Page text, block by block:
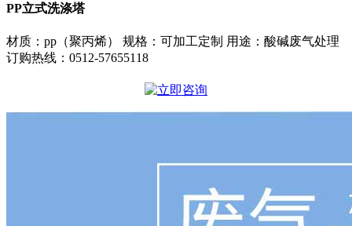
PP立式洗涤塔
材质：pp（聚丙烯） 规格：可加工定制 用途：酸碱废气处理
订购热线： 0512-57655118